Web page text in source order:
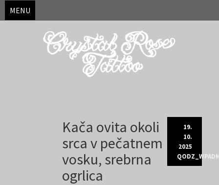
MENU
Kača ovita okoli
srca v pečatnem
vosku, srebrna
ogrlica
19.
10.
2025